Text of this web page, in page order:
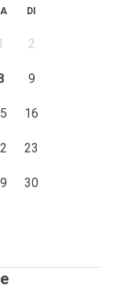
DI
2
9
16
23
30